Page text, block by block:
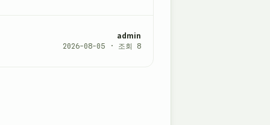
admin
2026-08-05 · 조회 8